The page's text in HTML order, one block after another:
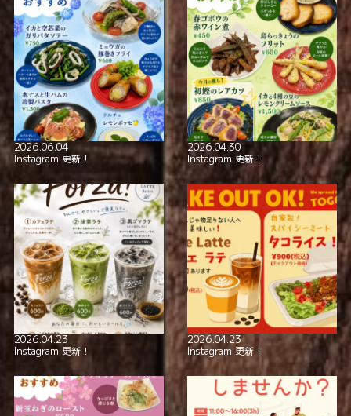
極上の美酒と
本格イタリアン！
2026.06.04
Instagram 更新！
2026.04.30
Instagram 更新！
2026.04.23
Instagram 更新！
2026.04.23
Instagram 更新！